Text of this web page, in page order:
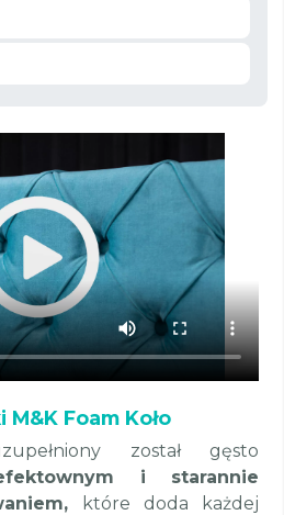
M&K Foam Koło
został gęsto
i starannie
które doda każdej